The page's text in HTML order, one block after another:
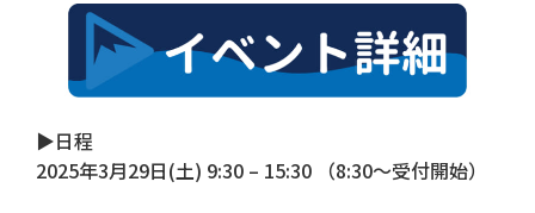
▶日程
2025年3月29日(土) 9:30 – 15:30 （8:30〜受付開始）